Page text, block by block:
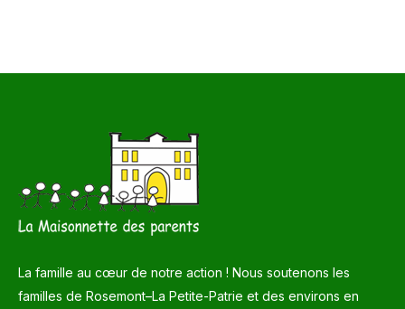
La famille au cœur de notre action ! Nous soutenons les
familles de Rosemont–La Petite-Patrie et des environs en